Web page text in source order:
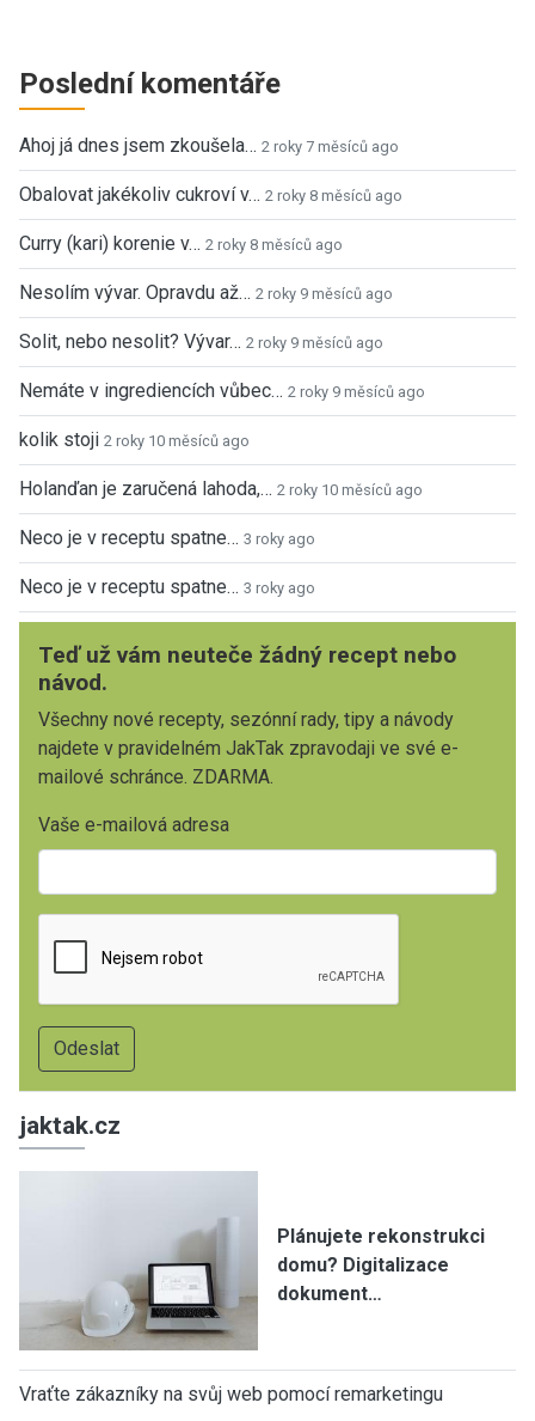
Poslední komentáře
Ahoj já dnes jsem zkoušela… 2 roky 7 měsíců ago
Obalovat jakékoliv cukroví v… 2 roky 8 měsíců ago
Curry (kari) korenie v… 2 roky 8 měsíců ago
Nesolím vývar. Opravdu až… 2 roky 9 měsíců ago
Solit, nebo nesolit? Vývar… 2 roky 9 měsíců ago
Nemáte v ingrediencích vůbec… 2 roky 9 měsíců ago
kolik stoji 2 roky 10 měsíců ago
Holanďan je zaručená lahoda,… 2 roky 10 měsíců ago
Neco je v receptu spatne… 3 roky ago
Neco je v receptu spatne… 3 roky ago
Teď už vám neuteče žádný recept nebo
návod.
Všechny nové recepty, sezónní rady, tipy a návody
najdete v pravidelném JakTak zpravodaji ve své e-
mailové schránce. ZDARMA.
Vaše e-mailová adresa
jaktak.cz
Plánujete rekonstrukci
domu? Digitalizace
dokument…
Vraťte zákazníky na svůj web pomocí remarketingu